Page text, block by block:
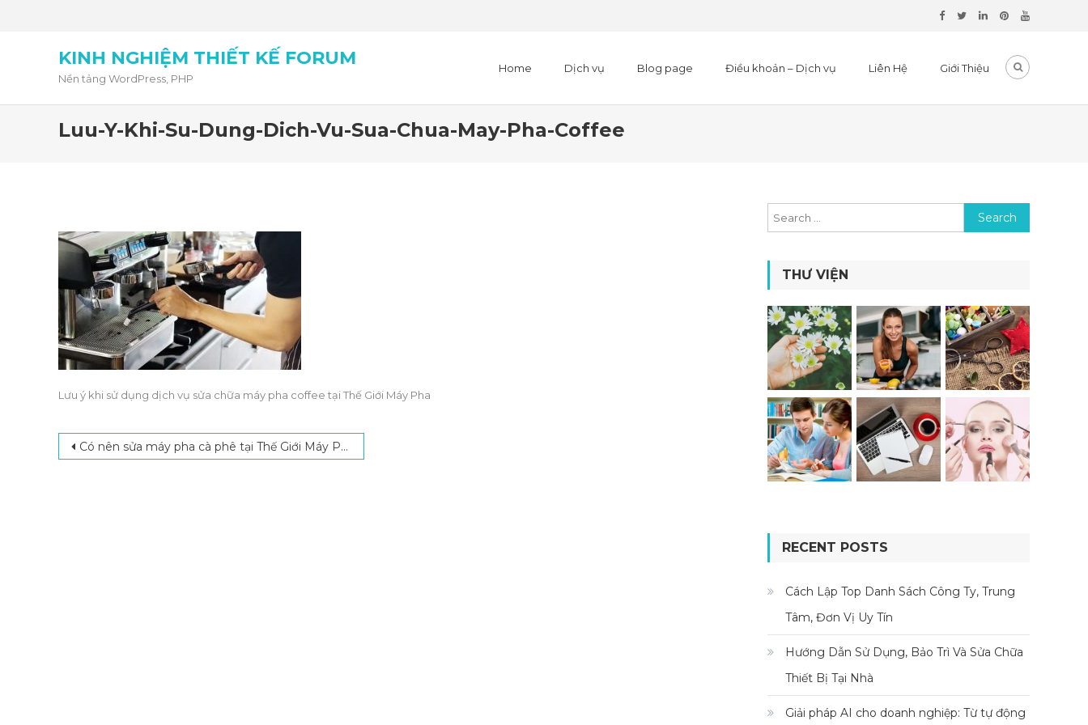
KINH NGHIỆM THIẾT KẾ FORUM
Nền tảng WordPress, PHP
Home Dịch vụ Blog page Điều khoản – Dịch vụ Liên Hệ Giới Thiệu
Luu-Y-Khi-Su-Dung-Dich-Vu-Sua-Chua-May-Pha-Coffee
Lưu ý khi sử dụng dịch vụ sửa chữa máy pha coffee tại Thế Giới Máy Pha
Post navigation
Có nên sửa máy pha cà phê tại Thế Giới Máy Pha hay không?
Search for:
THƯ VIỆN
RECENT POSTS
Cách Lập Top Danh Sách Công Ty, Trung
Tâm, Đơn Vị Uy Tín
Hướng Dẫn Sử Dụng, Bảo Trì Và Sửa Chữa
Thiết Bị Tại Nhà
Giải pháp AI cho doanh nghiệp: Từ tự động